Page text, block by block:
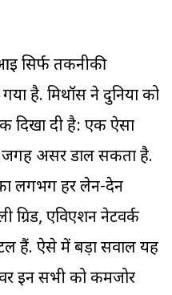
सिर्फ तकनीकी
है. मिथॉस ने दुनिया को
दी है: एक ऐसा
जगह असर डाल सकता है.
लगभग हर लेन-देन
ग्रिड, एविएशन नेटवर्क
हैं. ऐसे में बड़ा सवाल यह
इन सभी को कमजोर